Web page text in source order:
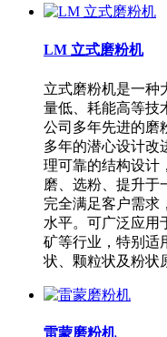
LM 立式磨粉机
立式磨粉机是一种
量低、耗能高等技
公司多年先进的磨
多年的潜心设计改
理可靠的结构设计
磨、选粉、提升于
完全满足客户需求
水平。可广泛应用
矿等行业，特别适
状、颗粒状及粉状
雷蒙磨粉机